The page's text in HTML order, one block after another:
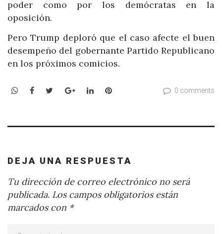
poder como por los demócratas en la
oposición.
Pero Trump deploró que el caso afecte el buen
desempeño del gobernante Partido Republicano
en los próximos comicios.
WhatsApp
Facebook
TwitterGoogle+LinkedInPinterest 0 comments
DEJA UNA RESPUESTA
Tu dirección de correo electrónico no será
publicada. Los campos obligatorios están
marcados con *